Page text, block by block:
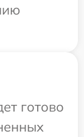
готово